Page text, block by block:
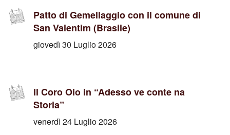
Patto di Gemellaggio con il comune di
San Valentim (Brasile)
giovedì 30 Luglio 2026
Il Coro Oio in “Adesso ve conte na
Storia”
venerdì 24 Luglio 2026